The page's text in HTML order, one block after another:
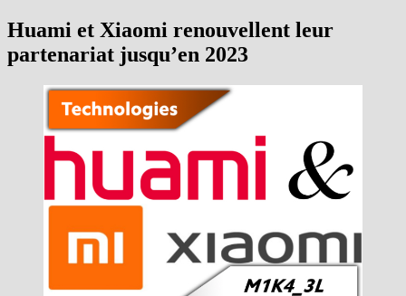
Huami et Xiaomi renouvellent leur
partenariat jusqu’en 2023